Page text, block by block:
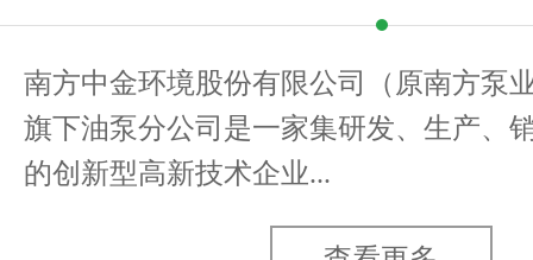
南方中金环境股份有限公司（原南方泵
旗下油泵分公司是一家集研发、生产、
的创新型高新技术企业...